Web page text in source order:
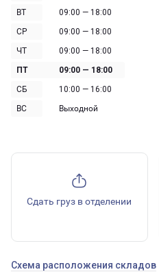
ВТ
09:00 — 18:00
СР
09:00 — 18:00
ЧТ
09:00 — 18:00
ПТ
09:00 — 18:00
СБ
10:00 — 16:00
ВС
Выходной
Сдать груз в отделении
Схема расположения складов